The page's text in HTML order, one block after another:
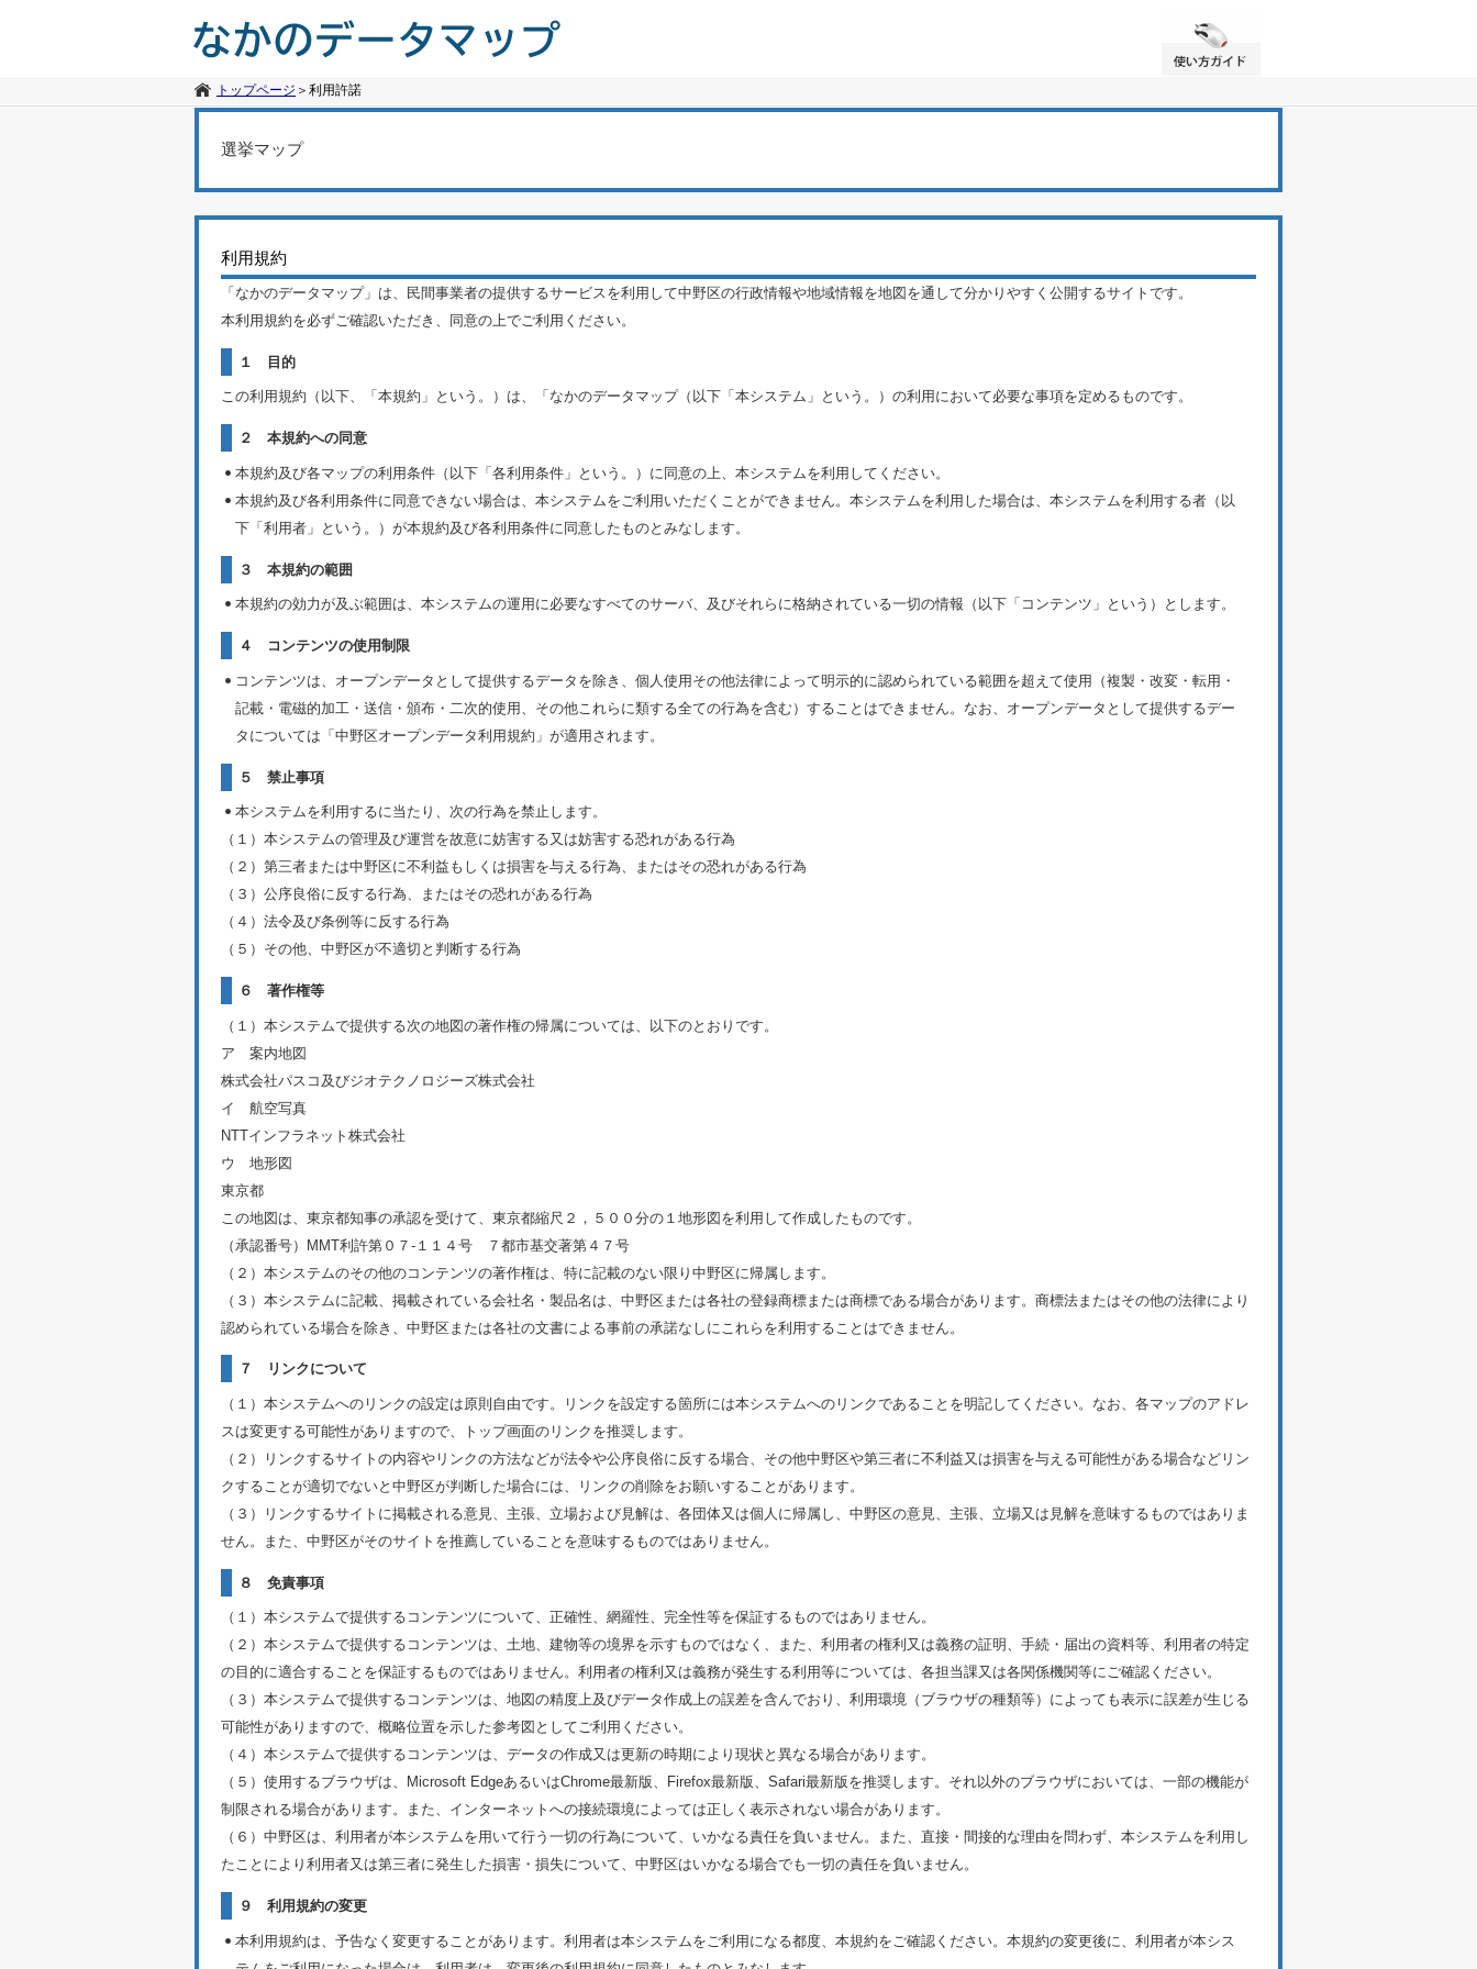
トップページ ＞ 利用許諾
選挙マップ
利用規約
「なかのデータマップ」は、民間事業者の提供するサービスを利用して中野区の行政情報や地域情報を地図を通して分かりやすく公開するサイトです。
本利用規約を必ずご確認いただき、同意の上でご利用ください。
１ 目的
この利用規約（以下、「本規約」という。）は、「なかのデータマップ（以下「本システム」という。）の利用において必要な事項を定めるものです。
２ 本規約への同意
本規約及び各マップの利用条件（以下「各利用条件」という。）に同意の上、本システムを利用してください。
本規約及び各利用条件に同意できない場合は、本システムをご利用いただくことができません。本システムを利用した場合は、本システムを利用する者（以
下「利用者」という。）が本規約及び各利用条件に同意したものとみなします。
３ 本規約の範囲
本規約の効力が及ぶ範囲は、本システムの運用に必要なすべてのサーバ、及びそれらに格納されている一切の情報（以下「コンテンツ」という）とします。
４ コンテンツの使用制限
コンテンツは、オープンデータとして提供するデータを除き、個人使用その他法律によって明示的に認められている範囲を超えて使用（複製・改変・転用・
記載・電磁的加工・送信・頒布・二次的使用、その他これらに類する全ての行為を含む）することはできません。なお、オープンデータとして提供するデー
タについては「中野区オープンデータ利用規約」が適用されます。
５ 禁止事項
本システムを利用するに当たり、次の行為を禁止します。
（１）本システムの管理及び運営を故意に妨害する又は妨害する恐れがある行為
（２）第三者または中野区に不利益もしくは損害を与える行為、またはその恐れがある行為
（３）公序良俗に反する行為、またはその恐れがある行為
（４）法令及び条例等に反する行為
（５）その他、中野区が不適切と判断する行為
６ 著作権等
（１）本システムで提供する次の地図の著作権の帰属については、以下のとおりです。
ア 案内地図
株式会社パスコ及びジオテクノロジーズ株式会社
イ 航空写真
NTTインフラネット株式会社
ウ 地形図
東京都
この地図は、東京都知事の承認を受けて、東京都縮尺２，５００分の１地形図を利用して作成したものです。
（承認番号）MMT利許第０７‐１１４号 ７都市基交著第４７号
（２）本システムのその他のコンテンツの著作権は、特に記載のない限り中野区に帰属します。
（３）本システムに記載、掲載されている会社名・製品名は、中野区または各社の登録商標または商標である場合があります。商標法またはその他の法律により
認められている場合を除き、中野区または各社の文書による事前の承諾なしにこれらを利用することはできません。
７ リンクについて
（１）本システムへのリンクの設定は原則自由です。リンクを設定する箇所には本システムへのリンクであることを明記してください。なお、各マップのアドレ
スは変更する可能性がありますので、トップ画面のリンクを推奨します。
（２）リンクするサイトの内容やリンクの方法などが法令や公序良俗に反する場合、その他中野区や第三者に不利益又は損害を与える可能性がある場合などリン
クすることが適切でないと中野区が判断した場合には、リンクの削除をお願いすることがあります。
（３）リンクするサイトに掲載される意見、主張、立場および見解は、各団体又は個人に帰属し、中野区の意見、主張、立場又は見解を意味するものではありま
せん。また、中野区がそのサイトを推薦していることを意味するものではありません。
８ 免責事項
（１）本システムで提供するコンテンツについて、正確性、網羅性、完全性等を保証するものではありません。
（２）本システムで提供するコンテンツは、土地、建物等の境界を示すものではなく、また、利用者の権利又は義務の証明、手続・届出の資料等、利用者の特定
の目的に適合することを保証するものではありません。利用者の権利又は義務が発生する利用等については、各担当課又は各関係機関等にご確認ください。
（３）本システムで提供するコンテンツは、地図の精度上及びデータ作成上の誤差を含んでおり、利用環境（ブラウザの種類等）によっても表示に誤差が生じる
可能性がありますので、概略位置を示した参考図としてご利用ください。
（４）本システムで提供するコンテンツは、データの作成又は更新の時期により現状と異なる場合があります。
（５）使用するブラウザは、Microsoft EdgeあるいはChrome最新版、Firefox最新版、Safari最新版を推奨します。それ以外のブラウザにおいては、一部の機能が
制限される場合があります。また、インターネットへの接続環境によっては正しく表示されない場合があります。
（６）中野区は、利用者が本システムを用いて行う一切の行為について、いかなる責任を負いません。また、直接・間接的な理由を問わず、本システムを利用し
たことにより利用者又は第三者に発生した損害・損失について、中野区はいかなる場合でも一切の責任を負いません。
９ 利用規約の変更
本利用規約は、予告なく変更することがあります。利用者は本システムをご利用になる都度、本規約をご確認ください。本規約の変更後に、利用者が本シス